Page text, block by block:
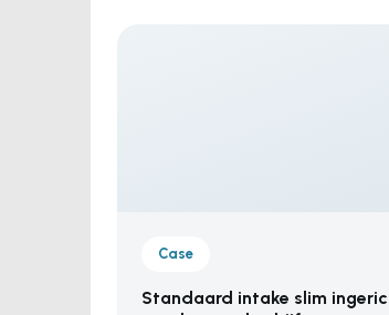
Case
Standaard intake slim